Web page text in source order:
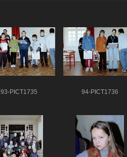
93-PICT1735 94-PICT1736